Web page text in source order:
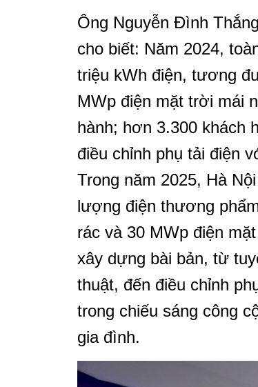
Ông Nguyễn Đình
cho biết: Năm 2024,
triệu kWh điện, tương
MWp điện mặt trời mái
hành; hơn 3.300 khách
điều chỉnh phụ tải điện
Trong năm 2025, Hà
lượng điện thương
rác và 30 MWp điện
xây dựng bài bản, từ
thuật, đến điều chỉnh
trong chiếu sáng công
gia đình.